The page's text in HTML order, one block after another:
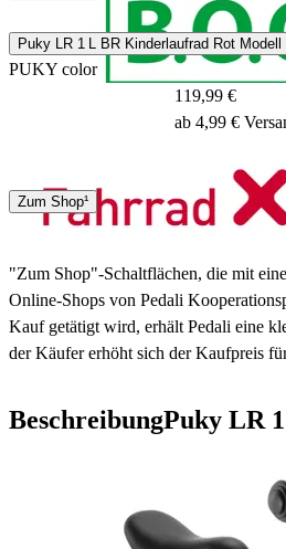
Puky LR 1 L BR Kinderlaufrad Rot Modell
PUKY color
DHL
3 - 5 Tage
119,99 €
ab 4,99 €
Zum Shop¹
"Zum Shop"-Schaltflächen, die mit
Online-Shops von Pedali
Kauf getätigt wird, erhält Pedali eine
der Käufer erhöht sich der Kaufpreis
BeschreibungPuky LR